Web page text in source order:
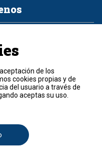
de los
cookies propias y de
del usuario a través de
aceptas su uso.